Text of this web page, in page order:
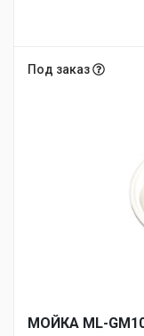
Под заказ
МОЙКA ML-